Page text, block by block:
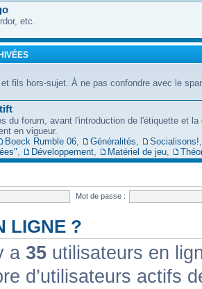
etc.
fils hors-sujet. À ne pas confondre avec le
du forum, avant l'introduction de l'étiquette et la
en vigueur.
Boeck Rumble 06, Généralités, Socialisons!,
, Développement, Matériel de jeu,
Mot de passe :
LIGNE ?
a 35 utilisateurs en
d’utilisateurs actifs